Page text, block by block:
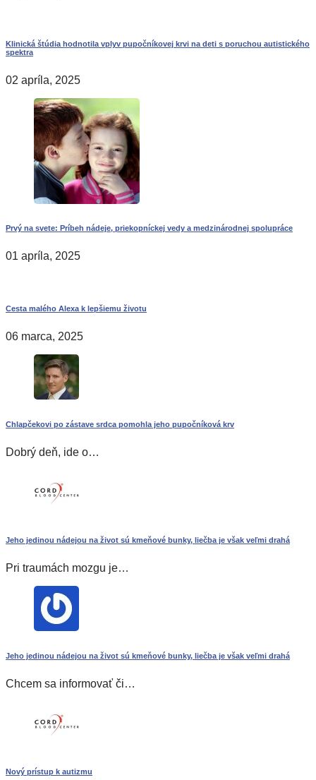
Klinická štúdia hodnotila vplyv pupočníkovej krvi na deti s poruchou autistického
spektra
02 apríla, 2025
Prvý na svete: Príbeh nádeje, priekopníckej vedy a medzinárodnej spolupráce
01 apríla, 2025
Cesta malého Alexa k lepšiemu životu
06 marca, 2025
Chlapčekovi po zástave srdca pomohla jeho pupočníková krv
Dobrý deň, ide o…
Jeho jedinou nádejou na život sú kmeňové bunky, liečba je však veľmi drahá
Pri traumách mozgu je…
Jeho jedinou nádejou na život sú kmeňové bunky, liečba je však veľmi drahá
Chcem sa informovať či…
Nový prístup k autizmu